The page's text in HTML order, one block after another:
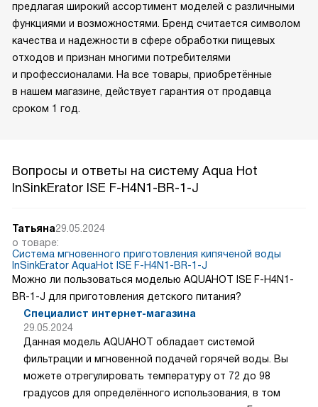
предлагая широкий ассортимент моделей с различными
функциями и возможностями. Бренд считается символом
качества и надежности в сфере обработки пищевых
отходов и признан многими потребителями
и профессионалами. На все товары, приобретённые
в нашем магазине, действует гарантия от продавца
сроком 1 год.
Вопросы и ответы на систему Aqua Hot
InSinkErator ISE F-H4N1-BR-1-J
Татьяна29.05.2024
о товаре:
Система мгновенного приготовления кипяченой воды
InSinkErator AquaHot ISE F-H4N1-BR-1-J
Можно ли пользоваться моделью AQUAHOT ISE F-H4N1-
BR-1-J для приготовления детского питания?
Специалист интернет-магазина
29.05.2024
Данная модель AQUAHOT обладает системой
фильтрации и мгновенной подачей горячей воды. Вы
можете отрегулировать температуру от 72 до 98
градусов для определённого использования, в том